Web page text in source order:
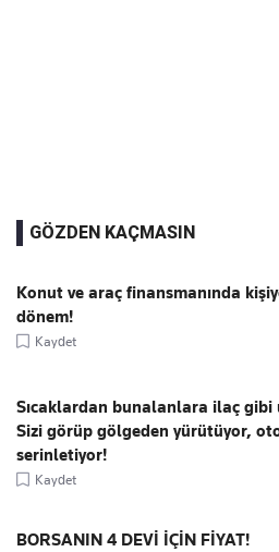
GÖZDEN KAÇMASIN
Konut ve araç finansmanında
dönem!
Kaydet
Sıcaklardan bunalanlara ilaç gibi
Sizi görüp gölgeden yürütüyor,
serinletiyor!
Kaydet
BORSANIN 4 DEVİ İÇİN FİYAT!